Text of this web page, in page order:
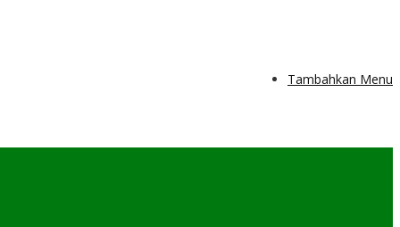
Tambahkan Menu